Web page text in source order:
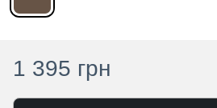
1 395 грн